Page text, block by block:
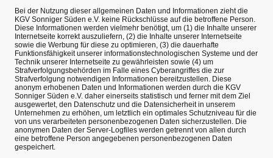
Bei der Nutzung dieser allgemeinen Daten und Informationen zieht die
KGV Sonniger Süden e.V. keine Rückschlüsse auf die betroffene Person.
Diese Informationen werden vielmehr benötigt, um (1) die Inhalte unserer
Internetseite korrekt auszuliefern, (2) die Inhalte unserer Internetseite
sowie die Werbung für diese zu optimieren, (3) die dauerhafte
Funktionsfähigkeit unserer informationstechnologischen Systeme und der
Technik unserer Internetseite zu gewährleisten sowie (4) um
Strafverfolgungsbehörden im Falle eines Cyberangriffes die zur
Strafverfolgung notwendigen Informationen bereitzustellen. Diese
anonym erhobenen Daten und Informationen werden durch die KGV
Sonniger Süden e.V. daher einerseits statistisch und ferner mit dem Ziel
ausgewertet, den Datenschutz und die Datensicherheit in unserem
Unternehmen zu erhöhen, um letztlich ein optimales Schutzniveau für die
von uns verarbeiteten personenbezogenen Daten sicherzustellen. Die
anonymen Daten der Server-Logfiles werden getrennt von allen durch
eine betroffene Person angegebenen personenbezogenen Daten
gespeichert.